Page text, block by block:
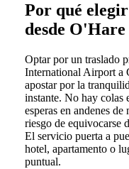
Por qué
desde
Optar por un traslado
International Airport a
apostar por la
instante. No hay colas
esperas en andenes
riesgo de equivocarse
El servicio puerta a
hotel, apartamento o
puntual.